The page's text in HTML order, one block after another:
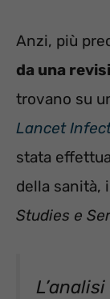
Anzi, più
da una
trovano su
Lancet
stata
della sanità,
Studies e